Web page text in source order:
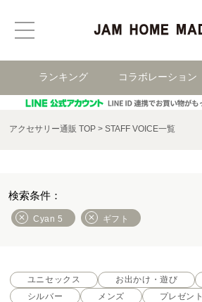
ランキング コラボレーション
アクセサリー通販 TOP STAFF VOICE一覧
Cyan 5 ギフト
ユニセックス お出かけ・遊び
シルバー
メンズ プレゼント